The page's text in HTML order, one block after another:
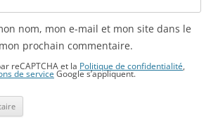
nom, mon e-mail et mon site dans le
prochain commentaire.
reCAPTCHA et la Politique de confidentialité
de service Google s’appliquent.